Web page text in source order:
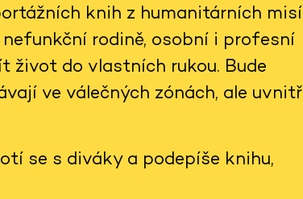
knih z humanitárních misí
rodině, osobní i profesní
život do vlastních rukou. Bude
ve válečných zónách, ale uvnitř
se s diváky a podepíše knihu,